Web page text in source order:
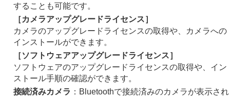
することも可能です。
［カメラアップグレードライセンス］
カメラのアップグレードライセンスの取得や、カメラへの
インストールができます。
［ソフトウェアアップグレードライセンス］
ソフトウェアのアップグレードライセンスの取得や、イン
ストール手順の確認ができます。
接続済みカメラ ：Bluetoothで接続済みのカメラが表示され